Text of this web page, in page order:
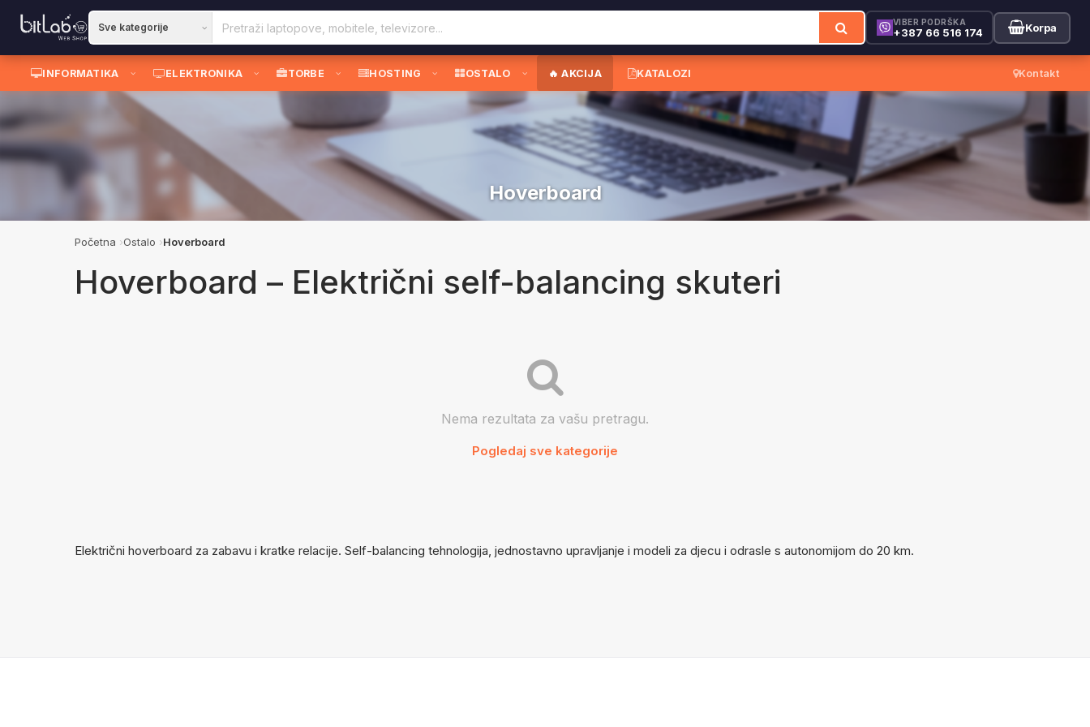
VIBER PODRŠKA
+387 66 516 174 Korpa
INFORMATIKA ELEKTRONIKA TORBE HOSTING OSTALO 🔥 AKCIJA KATALOZI Kontakt
Hoverboard
Početna Ostalo Hoverboard
Hoverboard – Električni self-balancing skuteri
Nema rezultata za vašu pretragu.
Pogledaj sve kategorije
Električni hoverboard za zabavu i kratke relacije. Self-balancing tehnologija, jednostavno upravljanje i modeli za djecu i odrasle s autonomijom do 20 km.